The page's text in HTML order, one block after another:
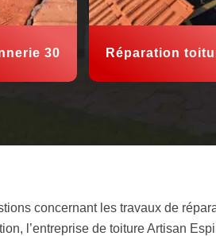
30 Réparation
concernant les travaux de
l’entreprise de toiture Artisan